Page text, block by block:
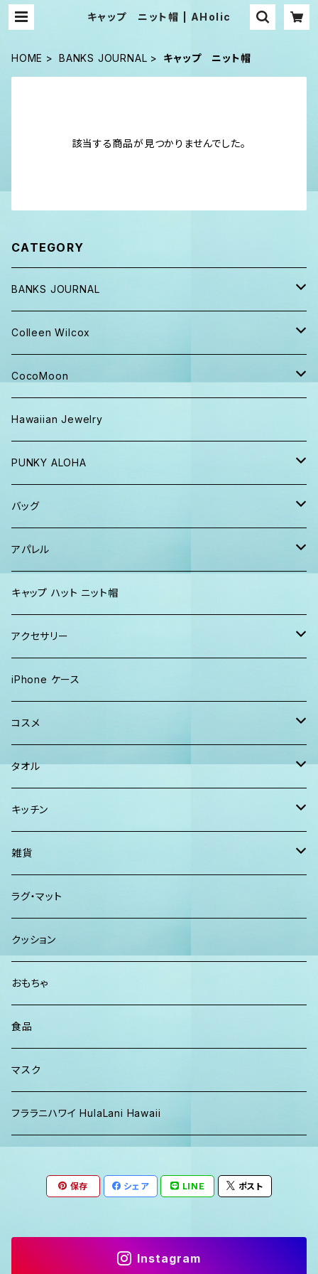
キャップ ニット帽 | AHolic
HOME BANKS JOURNAL キャップ ニット帽
該当する商品が見つかりませんでした。
CATEGORY
BANKS JOURNAL
キャップ ニット帽
パンツ
Tシャツ、ロンT
半袖シャツ
ショーツ、短パン
パーカー、スウェット
Colleen Wilcox
ポーチ
バッグ
iPhoneケース
その他
タオル
CocoMoon
おくるみ
おくるみ&スタイ ギフト
マスク
ガウン&帽子セット
Hawaiian Jewelry
PUNKY ALOHA
トートバッグ・ポーチ
ハンカチタオル
ワンピース
バッグ
ポーチ
巾着バッグ
トートバッグ
2WAYバッグ
マルシェバッグ
ボストンバッグ
ショルダー
クラッチバッグ
アパレル
キッズ
キャップ
Tシャツ
レディース
ソックス
マキシワンピ、スカート
パンツ
パーカー、スウェット
メンズ
Tシャツ ロンT
カジュアルシャツ
キャップ ハット ニット帽
アクセサリー
Lani Hawaii Jewelry
Foterra Jewelry
AHolic Handmade
vividy
iPhone ケース
コスメ
BLOSSOM
KULA HERBS
ISLAND BATH & BODY
Maui Mike's
TERRANOVA
タオル
スマーフ
ハンドタオル、ハンカチタオル
キッチン
California Surf Supply
スマーフ
雑貨
ディフューザー
ラグ・マット
クッション
おもちゃ
食品
マスク
フララニハワイ HulaLani Hawaii
保存 シェア LINE ポスト
Instagram